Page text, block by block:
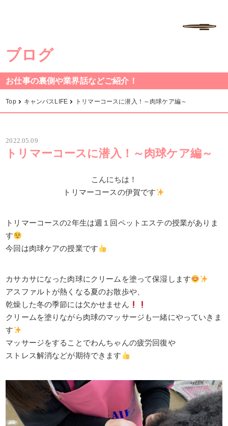
学校法人中村学園 専門学校ちば愛犬動物フラワー学園
MENU
ブログ
お仕事の裏側や業界話などご紹介！
Top キャンパスLIFE トリマーコースに潜入！～肉球ケア編～
2022.05.09
トリマーコースに潜入！～肉球ケア編～
こんにちは！
トリマーコースの伊賀です
トリマーコースの2年生は週１回ペットエステの授業がありま
す
今回は肉球ケアの授業です
カサカサになった肉球にクリームを塗って保湿します
アスファルトが熱くなる夏のお散歩や、
乾燥した冬の季節には欠かせません
クリームを塗りながら肉球のマッサージも一緒にやっていきま
す
マッサージをすることでわんちゃんの疲労回復や
ストレス解消などが期待できます